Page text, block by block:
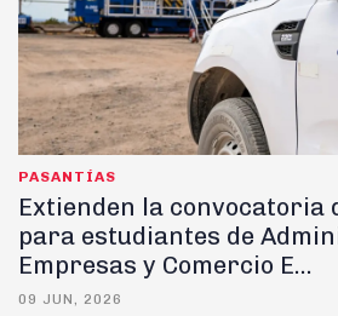
PASANTÍAS
Extienden la convocatoria
para estudiantes de
Empresas y Comercio E...
09 JUN, 2026